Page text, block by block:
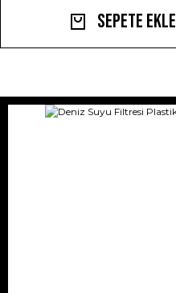
Sepete Ekle